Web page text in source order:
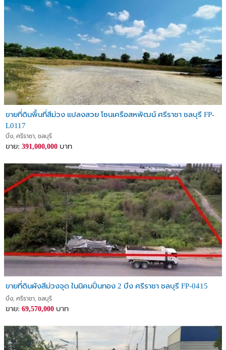
ขายที่ดินพื้นที่สีม่วง แปลงสวย โซนเครือสหพัฒน์ ศรีราชา ชลบุรี FP-
L0117
บึง, ศรีราชา, ชลบุรี
ขาย: 391,000,000 บาท
ขายที่ดินผังสีม่วงจุด ในนิคมปิ่นทอง 2 บึง ศรีราชา ชลบุรี FP-0415
บึง, ศรีราชา, ชลบุรี
ขาย: 69,570,000 บาท